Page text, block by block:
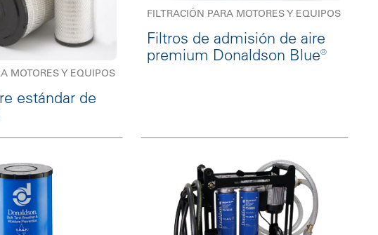
MOTORES Y EQUIPOS
estándar de
FILTRACIÓN PARA MOTORES Y EQUIPOS
Filtros de admisión de aire
premium Donaldson Blue®